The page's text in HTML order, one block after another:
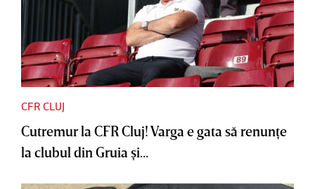
CFR CLUJ
Cutremur la CFR Cluj! Varga e gata să renunţe
la clubul din Gruia şi...